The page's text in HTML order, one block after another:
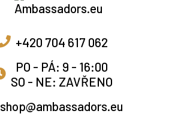
+420 704 617 062
PO - PÁ: 9 - 16:00
SO - NE: ZAVŘENO
shop@ambassadors.eu